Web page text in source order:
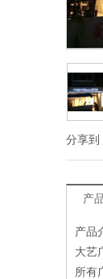
分享到
产
产品
大艺
所有